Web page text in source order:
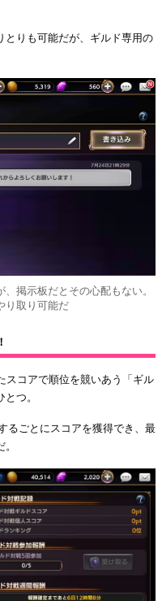
とりも可能だが、ギルド専用の
掲示板だとその心配もない。
り取り可能だ
スコアで順位を競いあう「ギル
つ。
るごとにスコアを獲得でき、最